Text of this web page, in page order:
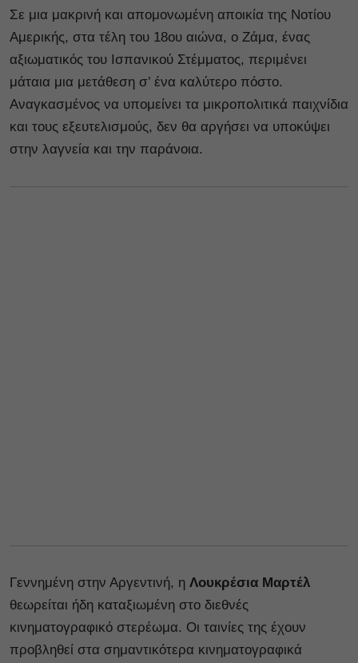
Σε μια μακρινή και απομονωμένη αποικία της Νοτίου
Αμερικής, στα τέλη του 18ου αιώνα, ο Ζάμα, ένας
αξιωματικός του Ισπανικού Στέμματος, περιμένει
μάταια μια μετάθεση σ’ ένα καλύτερο πόστο.
Αναγκασμένος να υπομείνει τα μικροπολιτικά παιχνίδια
και τους εξευτελισμούς, δεν θα αργήσει να υποκύψει
στην λαγνεία και την παράνοια.
Γεννημένη στην Αργεντινή, η Λουκρέσια Μαρτέλ
θεωρείται ήδη καταξιωμένη στο διεθνές
κινηματογραφικό στερέωμα. Οι ταινίες της έχουν
προβληθεί στα σημαντικότερα κινηματογραφικά